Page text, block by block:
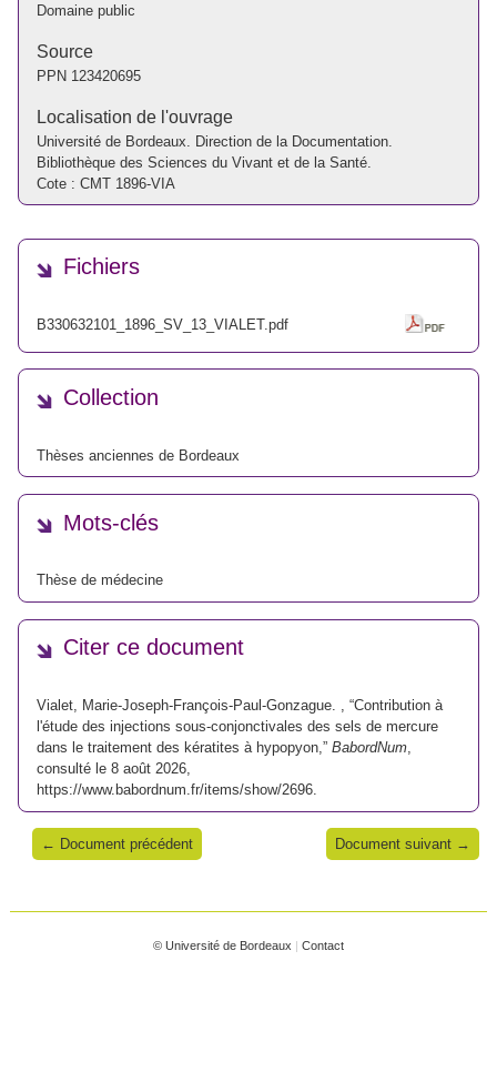
Domaine public
Source
PPN 123420695
Localisation de l'ouvrage
Université de Bordeaux. Direction de la Documentation.
Bibliothèque des Sciences du Vivant et de la Santé.
Cote : CMT 1896-VIA
Fichiers
B330632101_1896_SV_13_VIALET.pdf
Collection
Thèses anciennes de Bordeaux
Mots-clés
Thèse de médecine
Citer ce document
Vialet, Marie-Joseph-François-Paul-Gonzague. , “Contribution à
l'étude des injections sous-conjonctivales des sels de mercure
dans le traitement des kératites à hypopyon,” BabordNum
consulté le 8 août 2026,
https://www.babordnum.fr/items/show/2696
← Document précédent Document suivant →
© Université de Bordeaux | Contact